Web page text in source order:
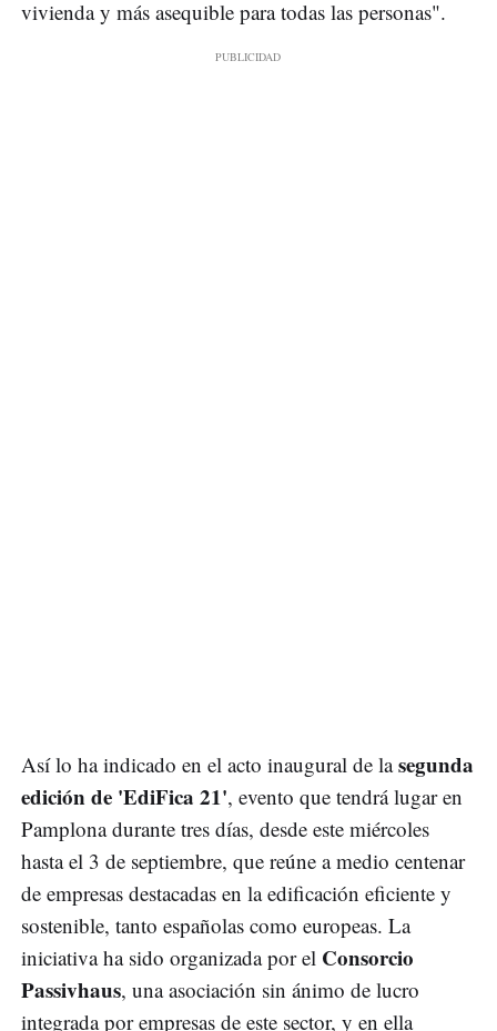
vivienda y más asequible para todas las personas".
Así lo ha indicado en el acto inaugural de lasegunda
edición de 'EdiFica 21', evento que tendrá lugar en
Pamplona durante tres días, desde este miércoles
hasta el 3 de septiembre, que reúne a medio centenar
de empresas destacadas en la edificación eficiente y
sostenible, tanto españolas como europeas. La
iniciativa ha sido organizada por el Consorcio
Passivhaus, una asociación sin ánimo de lucro
integrada por empresas de este sector, y en ella